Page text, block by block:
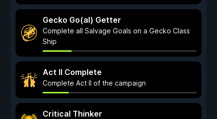
Gecko Go(al) Getter
Complete all Salvage Goals on a Gecko Class
Ship
Act II Complete
Complete Act II of the campaign
Critical Thinker